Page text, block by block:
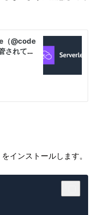
インストールします。